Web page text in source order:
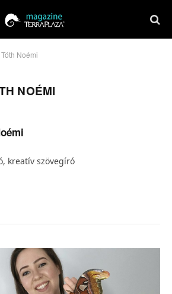
Noémi
NOÉMI
kreatív szövegíró